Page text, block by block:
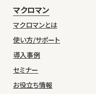
マクロマン
マクロマンとは
使い方/サポート
導入事例
セミナー
お役立ち情報